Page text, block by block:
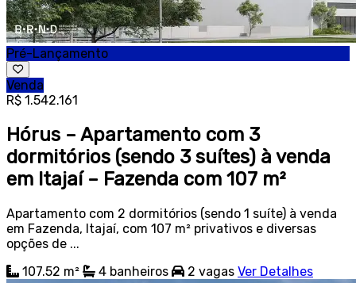
Pré-Lançamento
Venda
R$ 1.542.161
Hórus – Apartamento com 3
dormitórios (sendo 3 suítes) à venda
em Itajaí – Fazenda com 107 m²
Apartamento com 2 dormitórios (sendo 1 suíte) à venda
em Fazenda, Itajaí, com 107 m² privativos e diversas
opções de ...
107.52 m²
4 banheiros 2 vagas Ver Detalhes